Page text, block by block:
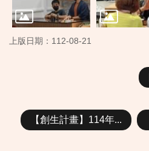
上版日期：112-08-21
【創生計畫】114年...